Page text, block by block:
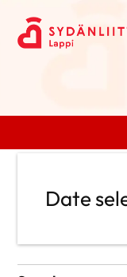
Date